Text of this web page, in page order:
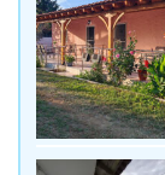
-15%